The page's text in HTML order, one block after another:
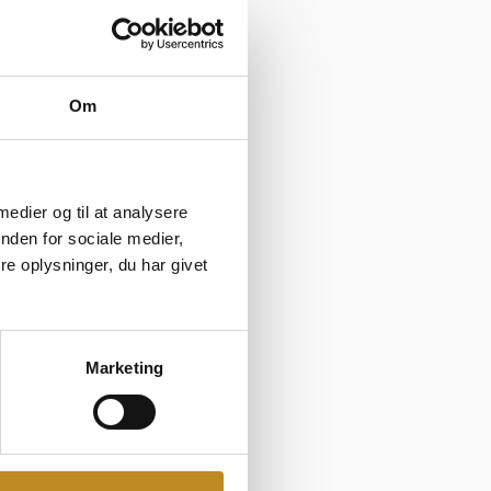
Om
og til at analysere
for sociale medier,
oplysninger, du har givet
Marketing
venner eller en
en varm drik i
rundt – en
om